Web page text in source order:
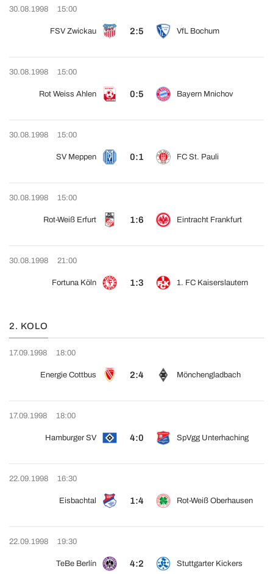
30.08.1998 15:00
FSV Zwickau 2:5 VfL Bochum
30.08.1998 15:00
Rot Weiss Ahlen 0:5 Bayern Mnichov
30.08.1998 15:00
SV Meppen 0:1 FC St. Pauli
30.08.1998 15:00
Rot-Weiß Erfurt 1:6 Eintracht Frankfurt
30.08.1998 21:00
Fortuna Köln 1:3 1. FC Kaiserslautern
2. KOLO
17.09.1998 18:00
Energie Cottbus 2:4 Mönchengladbach
17.09.1998 18:00
Hamburger SV 4:0 SpVgg Unterhaching
22.09.1998 16:30
Eisbachtal 1:4 Rot-Weiß Oberhausen
22.09.1998 19:30
TeBe Berlín 4:2 Stuttgarter Kickers